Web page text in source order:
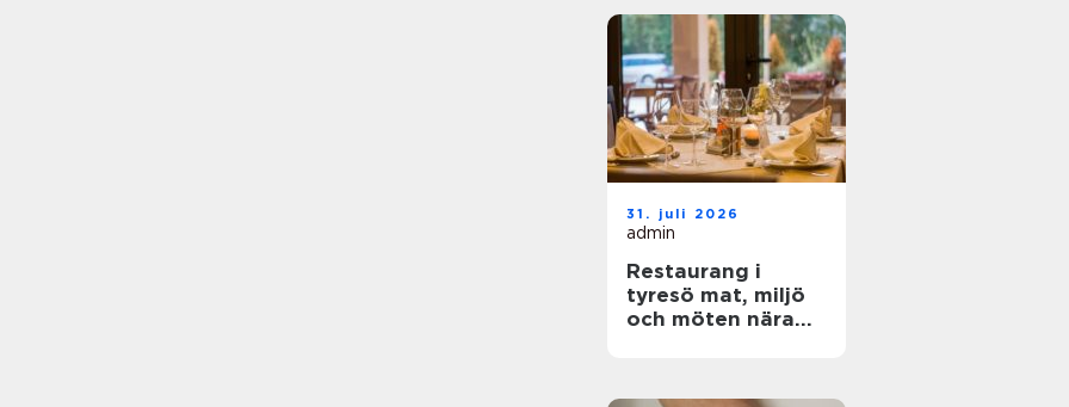
31. juli 2026
admin
Restaurang i
tyresö mat, miljö
och möten nära